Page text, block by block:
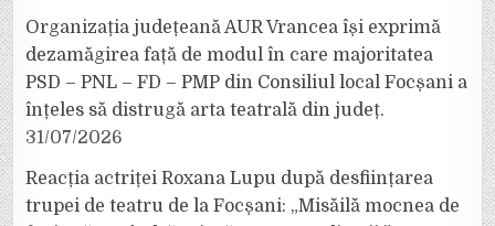
Organizația județeană AUR Vrancea își exprimă
dezamăgirea față de modul în care majoritatea
PSD – PNL – FD – PMP din Consiliul local Focșani a
înțeles să distrugă arta teatrală din județ.
31/07/2026
Reacția actriței Roxana Lupu după desființarea
trupei de teatru de la Focșani: „Misăilă mocnea de